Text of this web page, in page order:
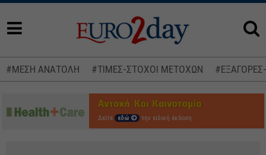
#ΜΕΣΗ ΑΝΑΤΟΛΗ #ΤΙΜΕΣ-ΣΤΟΧΟΙ ΜΕΤΟΧΩΝ
Δείτε εδώ την ειδική έκδοση